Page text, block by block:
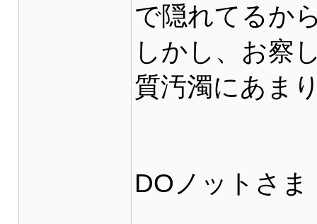
で隠れてるか
しかし、お察
質汚濁にあま
DOノットさま